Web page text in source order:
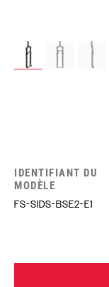
IDENTIFIANT DU
MODÈLE
FS-SIDS-BSE2-E1